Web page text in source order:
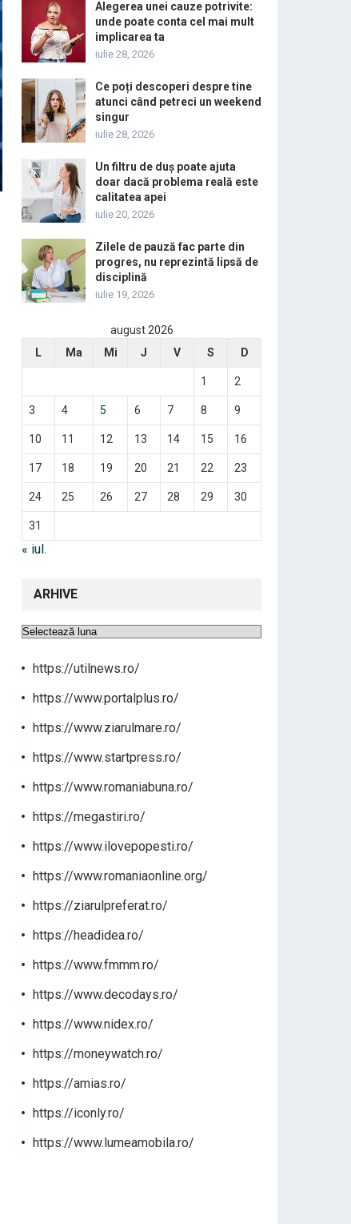
Alegerea unei cauze potrivite:
unde poate conta cel mai mult
implicarea ta
iulie 28, 2026
Ce poți descoperi despre tine
atunci când petreci un weekend
singur
iulie 28, 2026
Un filtru de duș poate ajuta
doar dacă problema reală este
calitatea apei
iulie 20, 2026
Zilele de pauză fac parte din
progres, nu reprezintă lipsă de
disciplină
iulie 19, 2026
august 2026
L
Ma Mi J V S D
1 2
3 4 5 6 7 8 9
10 11 12 13 14 15 16
17 18 19 20 21 22 23
24 25 26 27 28 29 30
31
« iul.
ARHIVE
Arhive
https://utilnews.ro/
https://www.portalplus.ro/
https://www.ziarulmare.ro/
https://www.startpress.ro/
https://www.romaniabuna.ro/
https://megastiri.ro/
https://www.ilovepopesti.ro/
https://www.romaniaonline.org/
https://ziarulpreferat.ro/
https://headidea.ro/
https://www.fmmm.ro/
https://www.decodays.ro/
https://www.nidex.ro/
https://moneywatch.ro/
https://amias.ro/
https://iconly.ro/
https://www.lumeamobila.ro/